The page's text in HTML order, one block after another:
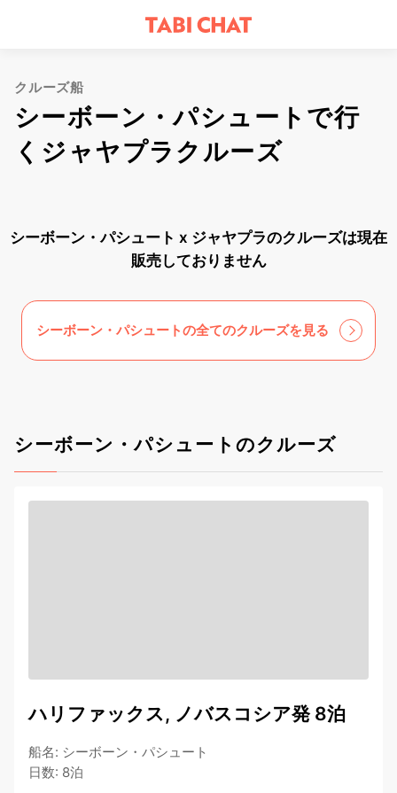
クルーズ船
シーボーン・パシュートで行
くジャヤプラクルーズ
シーボーン・パシュート x ジャヤプラのクルーズは現在
販売しておりません
シーボーン・パシュートの全てのクルーズを見る
シーボーン・パシュートのクルーズ
ハリファックス, ノバスコシア発 8泊
船名: シーボーン・パシュート
日数: 8泊